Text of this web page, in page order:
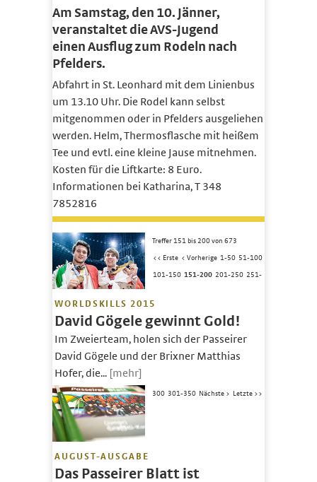
Am Samstag, den 10. Jänner,
veranstaltet die AVS-Jugend
einen Ausflug zum Rodeln nach
Pfelders.
Abfahrt in St. Leonhard mit dem Linienbus
um 13.10 Uhr. Die Rodel kann selbst
mitgenommen oder in Pfelders ausgeliehen
werden. Helm, Thermosflasche mit heißem
Tee und evtl. eine kleine Jause mitnehmen.
Kosten für die Liftkarte: 8 Euro.
Informationen bei Katharina, T 348
7852816
WORLDSKILLS 2015
David Gögele gewinnt Gold!
Im Zweierteam, holen sich der Passeirer
David Gögele und der Brixner Matthias
Hofer, die... [mehr]
AUGUST-AUSGABE
Das Passeirer Blatt ist
Treffer 151 bis 200 von 673
<< Erste < Vorherige 1-50 51-100
101-150 151-200 201-250 251-
300 301-350 Nächste > Letzte >>